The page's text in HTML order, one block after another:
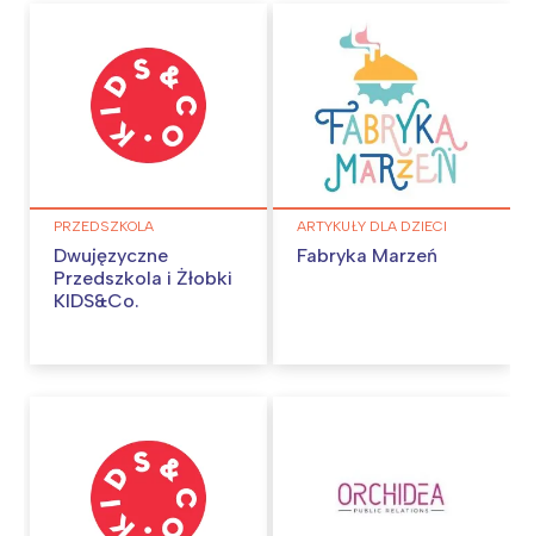
PRZEDSZKOLA
Dwujęzyczne
Przedszkola i Żłobki
KIDS&Co.
ARTYKUŁY DLA DZIECI
Fabryka Marzeń